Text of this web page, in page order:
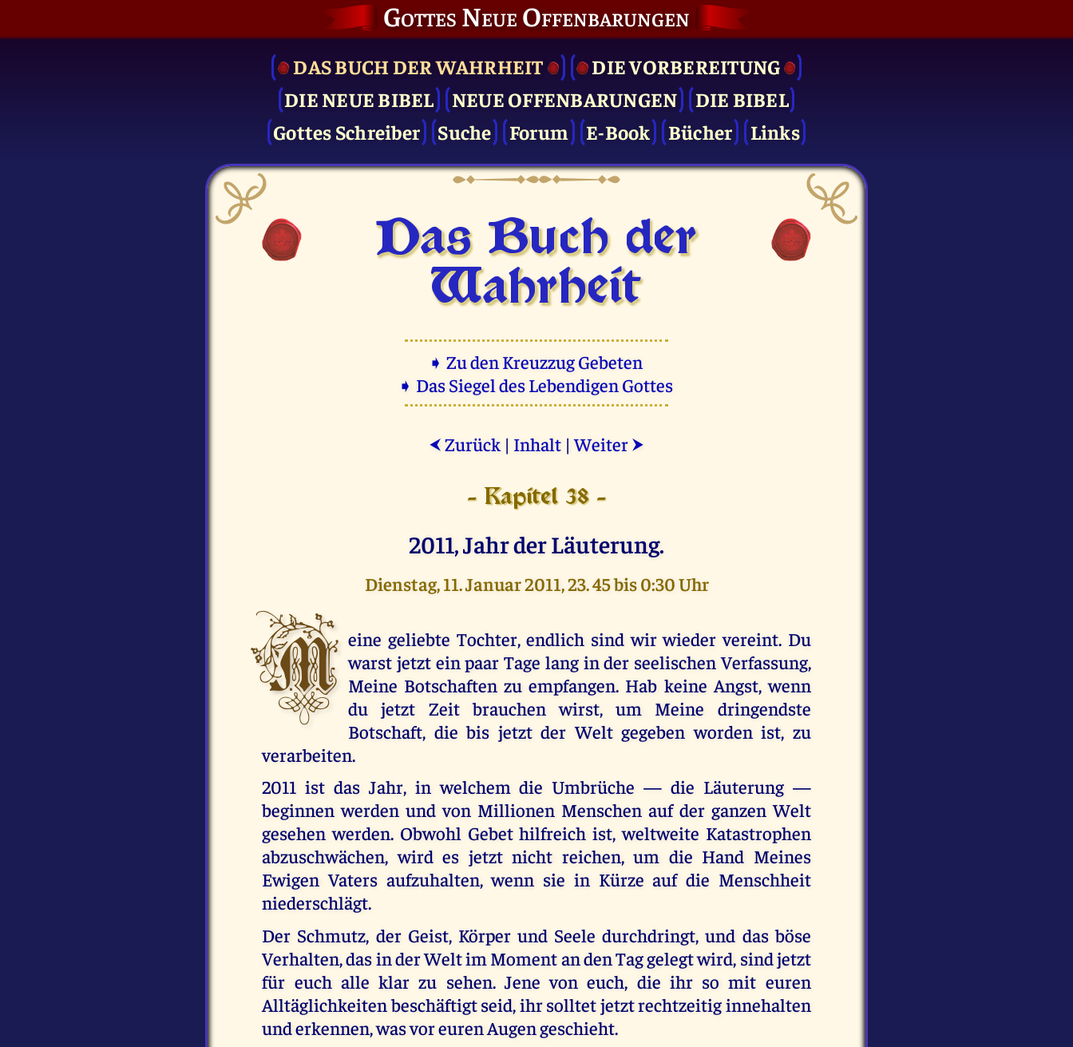
Gottes Neue Offenbarungen
DAS BUCH DER WAHRHEIT
DIE VOR­BEREITUNG
DIE NEUE BIBEL
NEUE OFFENBARUNGEN
DIE BIBEL
Gottes Schreiber
Suche Forum E-Book Bücher Links
Das Buch der
Wahrheit
➧ Zu den Kreuzzug Gebeten
➧ Das Siegel des Lebendigen Gottes
⮜ Zurück | Inhalt |Weiter ⮞
- Kapitel 38 -
2011, Jahr der Läuterung.
Dienstag, 11. Januar 2011, 23. 45 bis 0:30 Uhr
M eine geliebte Tochter, endlich sind wir wieder vereint. Du
warst jetzt ein paar Tage lang in der seelischen Verfassung,
Meine Botschaften zu empfangen. Hab keine Angst, wenn
du jetzt Zeit brauchen wirst, um Meine dringendste
Botschaft, die bis jetzt der Welt gegeben worden ist, zu
verarbeiten.
2011 ist das Jahr, in welchem die Umbrüche — die Läuterung —
beginnen werden und von Millionen Menschen auf der ganzen Welt
gesehen werden. Obwohl Gebet hilfreich ist, weltweite Katastrophen
abzuschwächen, wird es jetzt nicht reichen, um die Hand Meines
Ewigen Vaters aufzuhalten, wenn sie in Kürze auf die Menschheit
niederschlägt.
Der Schmutz, der Geist, Körper und Seele durchdringt, und das böse
Verhalten, das in der Welt im Moment an den Tag gelegt wird, sind jetzt
für euch alle klar zu sehen. Jene von euch, die ihr so mit euren
Alltäglichkeiten beschäftigt seid, ihr solltet jetzt rechtzeitig innehalten
und erkennen, was vor euren Augen geschieht.